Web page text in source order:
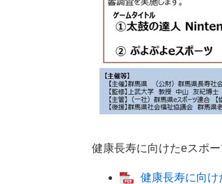
健康長寿に向けたeスポ
健康長寿に向